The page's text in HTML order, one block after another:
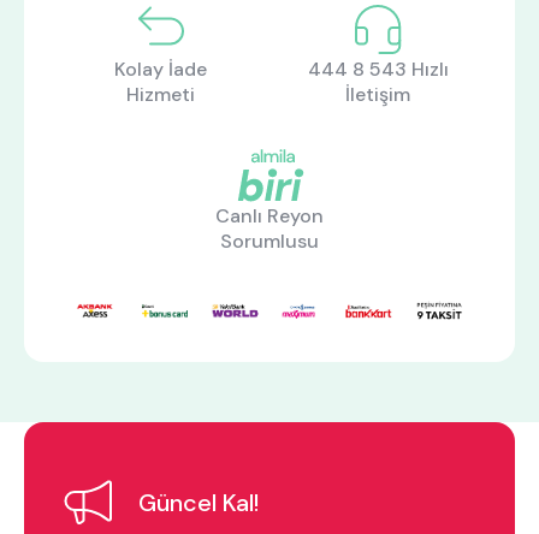
En çok ziyaret edilenler
Kolay İade
Hizmeti
444 8 543 Hızlı
İletişim
Canlı Reyon
Sorumlusu
Güncel Kal!